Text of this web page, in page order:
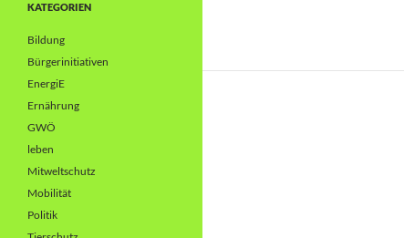
KATEGORIEN
Bildung
Bürgerinitiativen
EnergiE
Ernährung
GWÖ
leben
Mitweltschutz
Mobilität
Politik